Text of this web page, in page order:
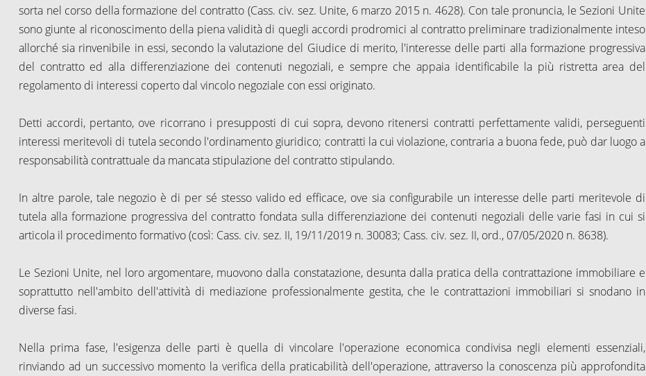
sorta nel corso della formazione del contratto (Cass. civ. sez. Unite, 6 marzo 2015 n. 4628). Con tale pronuncia, le Sezioni Unite
sono giunte al riconoscimento della piena validità di quegli accordi prodromici al contratto preliminare tradizionalmente inteso
allorché sia rinvenibile in essi, secondo la valutazione del Giudice di merito, l'interesse delle parti alla formazione progressiva
del contratto ed alla differenziazione dei contenuti negoziali, e sempre che appaia identificabile la più ristretta area del
regolamento di interessi coperto dal vincolo negoziale con essi originato.
Detti accordi, pertanto, ove ricorrano i presupposti di cui sopra, devono ritenersi contratti perfettamente validi, perseguenti
interessi meritevoli di tutela secondo l'ordinamento giuridico; contratti la cui violazione, contraria a buona fede, può dar luogo a
responsabilità contrattuale da mancata stipulazione del contratto stipulando.
In altre parole, tale negozio è di per sé stesso valido ed efficace, ove sia configurabile un interesse delle parti meritevole di
tutela alla formazione progressiva del contratto fondata sulla differenziazione dei contenuti negoziali delle varie fasi in cui si
articola il procedimento formativo (così: Cass. civ. sez. II, 19/11/2019 n. 30083; Cass. civ. sez. II, ord., 07/05/2020 n. 8638).
Le Sezioni Unite, nel loro argomentare, muovono dalla constatazione, desunta dalla pratica della contrattazione immobiliare e
soprattutto nell'ambito dell'attività di mediazione professionalmente gestita, che le contrattazioni immobiliari si snodano in
diverse fasi.
Nella prima fase, l'esigenza delle parti è quella di vincolare l'operazione economica condivisa negli elementi essenziali,
rinviando ad un successivo momento la verifica della praticabilità dell'operazione, attraverso la conoscenza più approfondita